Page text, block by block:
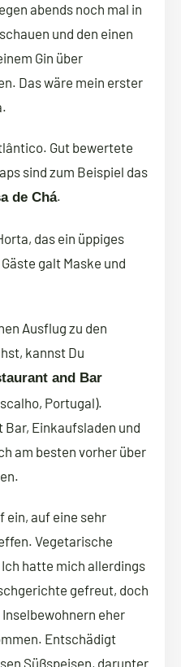
abends noch mal in
und den einen
Gin über
Das wäre mein erster
Gut bewertete
sind zum Beispiel das
de Chá.
das ein üppiges
galt Maske und
Ausflug zu den
kannst Du
and Bar
Portugal).
Einkaufsladen und
am besten vorher über
ein, auf eine sehr
Vegetarische
hatte mich allerdings
gefreut, doch
eher
Entschädigt
Süßspeisen, darunter